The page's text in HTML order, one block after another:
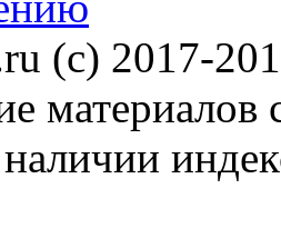
(c) 2017-
материалов